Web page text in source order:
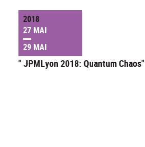
2018
27 MAI
29 MAI
" JPMLyon 2018: Quantum Chaos"